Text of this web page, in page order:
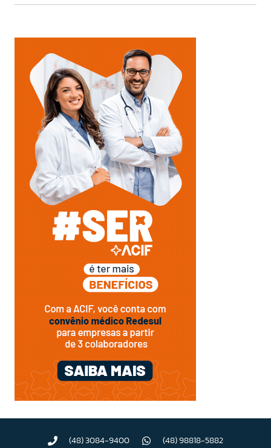
(48) 3084-9400
(48) 98818-5882